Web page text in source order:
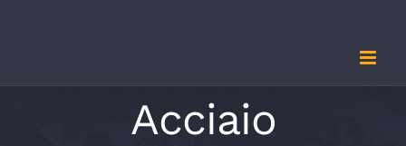
Acciaio